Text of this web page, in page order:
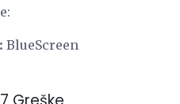
BlueScreen